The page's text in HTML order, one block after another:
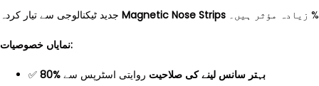
Magnetic Nose Strips
نمایاں خصوصیات:
✅ 80% بہتر سانس لینے کی صلاحیت روایتی اسٹرپس سے